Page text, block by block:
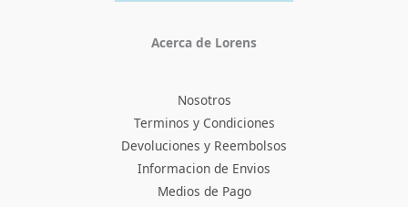
Acerca de Lorens
Nosotros
Terminos y Condiciones
Devoluciones y Reembolsos
Informacion de Envios
Medios de Pago